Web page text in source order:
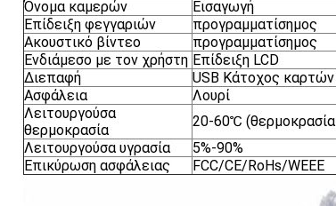
Όνομα καμερών
Εισαγωγή
Επίδειξη φεγγαριών
προγραμματίσημος
Ακουστικό βίντεο
προγραμματίσημος
Ενδιάμεσο με τον χρήστη Επίδειξη LCD
Διεπαφή
USB Κάτοχος καρτών
Ασφάλεια
Λουρί
Λειτουργούσα
θερμοκρασία
20-60℃
Λειτουργούσα υγρασία
5%-90%
Επικύρωση ασφάλειας
FCC/CE/RoHs/WEEE